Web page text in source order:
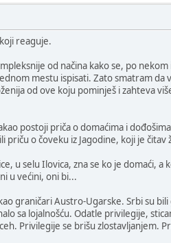
reaguje.
od načina kako se, po
mestu ispisati. Zato smatram
od ove koju pominješ i zahteva
postoji priča o domaćima i
priču o čoveku iz Jagodine, koji je
u selu Ilovica, zna se ko je domaći,
u većini, oni bi...
graničari Austro-Ugarske. Srbi su
sa lojalnošću. Odatle privilegije,
Privilegije se brišu zlostavljanjem.